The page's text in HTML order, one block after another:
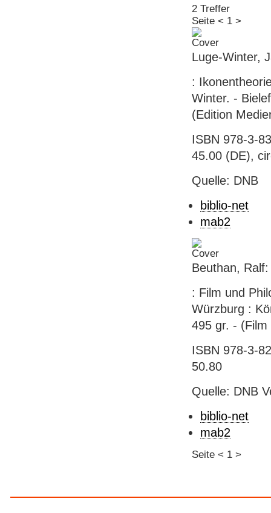
2 Treffer
Seite < 1 >
Luge-Winter,
:
Winter. -
(Edition
ISBN 978-3-
45.00 (DE),
Quelle: DNB
biblio-net
mab2
Beuthan,
: Film und
Würzburg :
495 gr. -
ISBN 978-3-
50.80
Quelle: DNB
biblio-net
mab2
Seite < 1 >